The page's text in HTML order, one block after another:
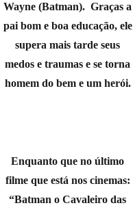
Wayne (Batman). Graças a
pai bom e boa educação, ele
supera mais tarde seus
medos e traumas e se torna
homem do bem e um herói.
Enquanto que no último
filme que está nos cinemas:
“Batman o Cavaleiro das